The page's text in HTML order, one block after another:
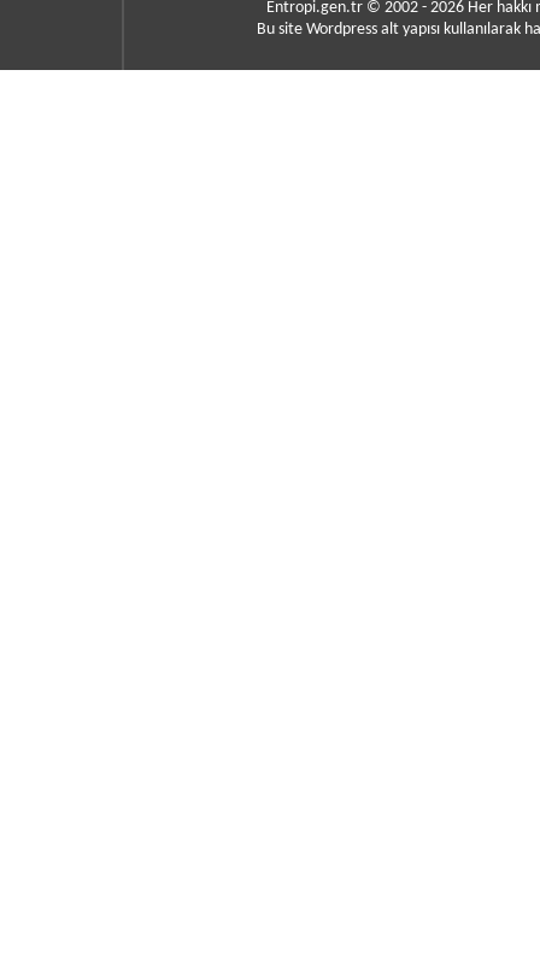
Entropi.gen.tr © 2002 - 2026 Her hakkı
Bu site Wordpress alt yapısı kullanılarak